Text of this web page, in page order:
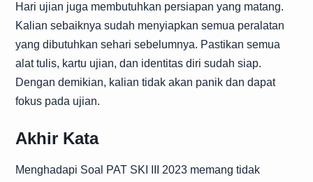
Hari ujian juga membutuhkan persiapan yang matang.
Kalian sebaiknya sudah menyiapkan semua peralatan
yang dibutuhkan sehari sebelumnya. Pastikan semua
alat tulis, kartu ujian, dan identitas diri sudah siap.
Dengan demikian, kalian tidak akan panik dan dapat
fokus pada ujian.
Akhir Kata
Menghadapi Soal PAT SKI III 2023 memang tidak